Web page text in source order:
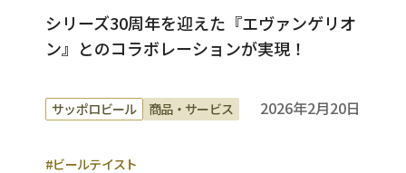
シリーズ30周年を迎えた『エヴァンゲリオ
ン』とのコラボレーションが実現！
サッポロビール 商品・サービス 2026年2月20日
#ビールテイスト